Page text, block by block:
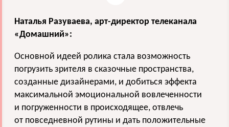
Наталья Разуваева, арт-директор телеканала
«Домашний»:
Основной идеей ролика стала возможность
погрузить зрителя в сказочные пространства,
созданные дизайнерами, и добиться эффекта
максимальной эмоциональной вовлеченности
и погруженности в происходящее, отвлечь
от повседневной рутины и дать положительные